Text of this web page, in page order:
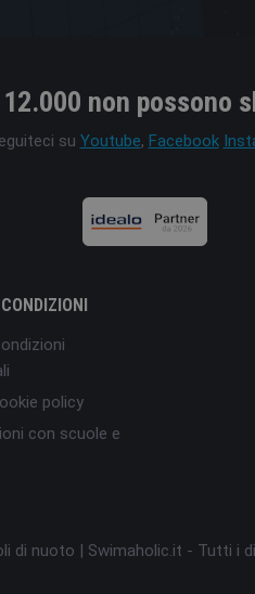
non possono
su Youtube, Facebook
policy
con scuole e
di nuoto | Swimaholic.it - Tutti i